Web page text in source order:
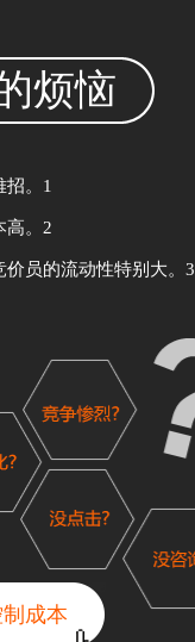
烦恼
1
。
2
。
3
价员的流动性特别大。
成本